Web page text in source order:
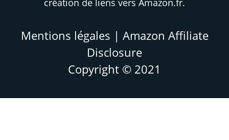
création de liens vers Amazon.fr.
Mentions légales | Amazon Affiliate
Disclosure
Copyright © 2021